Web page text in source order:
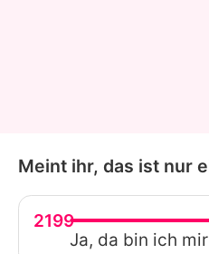
Meint ihr, das ist nur
2199
Ja, da bin ich